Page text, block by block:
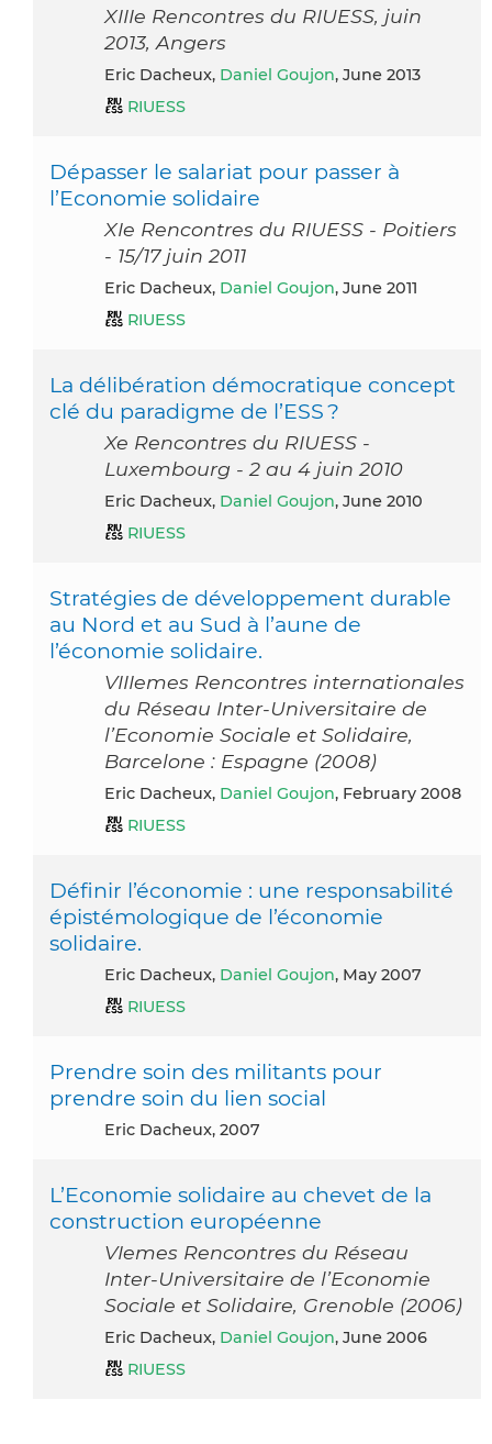
XIIIe Rencontres du RIUESS, juin
2013, Angers
Eric Dacheux, Daniel Goujon, June 2013
RIUESS
Dépasser le salariat pour passer à
l’Economie solidaire
XIe Rencontres du RIUESS - Poitiers
- 15/17 juin 2011
Eric Dacheux, Daniel Goujon, June 2011
RIUESS
La délibération démocratique concept
clé du paradigme de l’ESS ?
Xe Rencontres du RIUESS -
Luxembourg - 2 au 4 juin 2010
Eric Dacheux, Daniel Goujon, June 2010
RIUESS
Stratégies de développement durable
au Nord et au Sud à l’aune de
l’économie solidaire.
VIIIemes Rencontres internationales
du Réseau Inter-Universitaire de
l’Economie Sociale et Solidaire,
Barcelone : Espagne (2008)
Eric Dacheux, Daniel Goujon, February 2008
RIUESS
Définir l’économie : une responsabilité
épistémologique de l’économie
solidaire.
Eric Dacheux, Daniel Goujon, May 2007
RIUESS
Prendre soin des militants pour
prendre soin du lien social
Eric Dacheux, 2007
L’Economie solidaire au chevet de la
construction européenne
VIemes Rencontres du Réseau
Inter-Universitaire de l’Economie
Sociale et Solidaire, Grenoble (2006)
Eric Dacheux, Daniel Goujon, June 2006
RIUESS